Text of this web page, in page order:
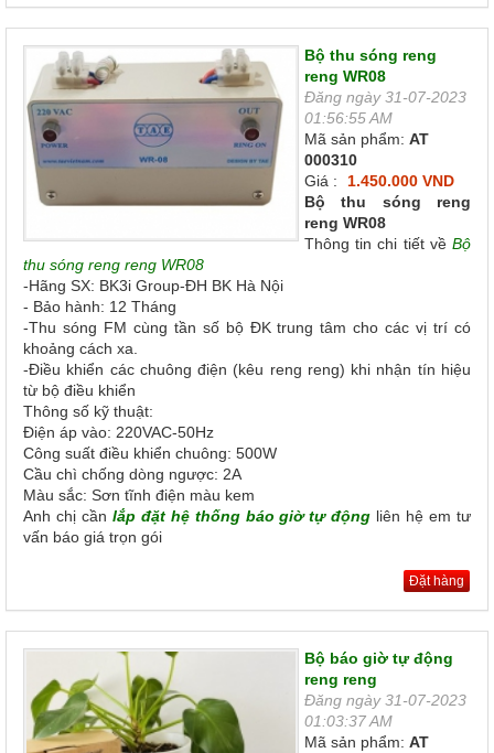
Bộ thu sóng reng
reng WR08
Đăng ngày 31-07-2023
01:56:55 AM
Mã sản phẩm: AT
000310
Giá :
1.450.000 VND
Bộ thu sóng reng
reng WR08
Thông tin chi tiết về Bộ
thu sóng reng reng WR08
-Hãng SX: BK3i Group-ĐH BK Hà Nội
- Bảo hành: 12 Tháng
-Thu sóng FM cùng tần số bộ ĐK trung tâm cho các vị trí có
khoảng cách xa.
-Điều khiển các chuông điện (kêu reng reng) khi nhận tín hiệu
từ bộ điều khiển
Thông số kỹ thuật:
Điện áp vào: 220VAC-50Hz
Công suất điều khiển chuông: 500W
Cầu chì chống dòng ngược: 2A
Màu sắc: Sơn tĩnh điện màu kem
Anh chị cần lắp đặt hệ thống báo giờ tự động liên hệ em tư
vấn báo giá trọn gói
Đặt hàng
Bộ báo giờ tự động
reng reng
Đăng ngày 31-07-2023
01:03:37 AM
Mã sản phẩm: AT